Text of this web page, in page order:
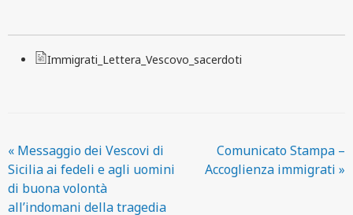
Immigrati_Lettera_Vescovo_sacerdoti
« Messaggio dei Vescovi di
Sicilia ai fedeli e agli uomini
di buona volontà
all’indomani della tragedia
Comunicato Stampa –
Accoglienza immigrati »